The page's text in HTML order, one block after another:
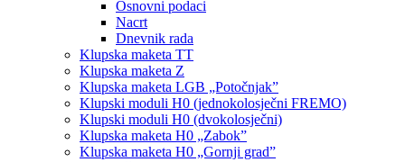
Osnovni podaci
Nacrt
Dnevnik rada
Klupska maketa TT
Klupska maketa Z
Klupska maketa LGB „Potočnjak”
Klupski moduli H0 (jednokolosječni FREMO)
Klupski moduli H0 (dvokolosječni)
Klupska maketa H0 „Zabok”
Klupska maketa H0 „Gornji grad”